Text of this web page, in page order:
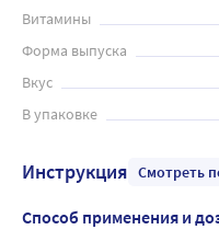
Витамины
Форма выпуска
Вкус
В упаковке
Инструкция Смотреть
Способ применения и